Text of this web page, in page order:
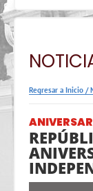
Regresar a Inicio /